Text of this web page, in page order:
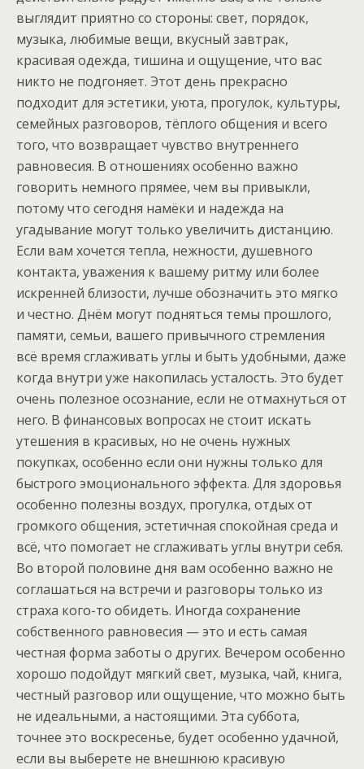
выглядит приятно со стороны: свет, порядок,
музыка, любимые вещи, вкусный завтрак,
красивая одежда, тишина и ощущение, что вас
никто не подгоняет. Этот день прекрасно
подходит для эстетики, уюта, прогулок, культуры,
семейных разговоров, тёплого общения и всего
того, что возвращает чувство внутреннего
равновесия. В отношениях особенно важно
говорить немного прямее, чем вы привыкли,
потому что сегодня намёки и надежда на
угадывание могут только увеличить дистанцию.
Если вам хочется тепла, нежности, душевного
контакта, уважения к вашему ритму или более
искренней близости, лучше обозначить это мягко
и честно. Днём могут подняться темы прошлого,
памяти, семьи, вашего привычного стремления
всё время сглаживать углы и быть удобными, даже
когда внутри уже накопилась усталость. Это будет
очень полезное осознание, если не отмахнуться от
него. В финансовых вопросах не стоит искать
утешения в красивых, но не очень нужных
покупках, особенно если они нужны только для
быстрого эмоционального эффекта. Для здоровья
особенно полезны воздух, прогулка, отдых от
громкого общения, эстетичная спокойная среда и
всё, что помогает не сглаживать углы внутри себя.
Во второй половине дня вам особенно важно не
соглашаться на встречи и разговоры только из
страха кого-то обидеть. Иногда сохранение
собственного равновесия — это и есть самая
честная форма заботы о других. Вечером особенно
хорошо подойдут мягкий свет, музыка, чай, книга,
честный разговор или ощущение, что можно быть
не идеальными, а настоящими. Эта суббота,
точнее это воскресенье, будет особенно удачной,
если вы выберете не внешнюю красивую